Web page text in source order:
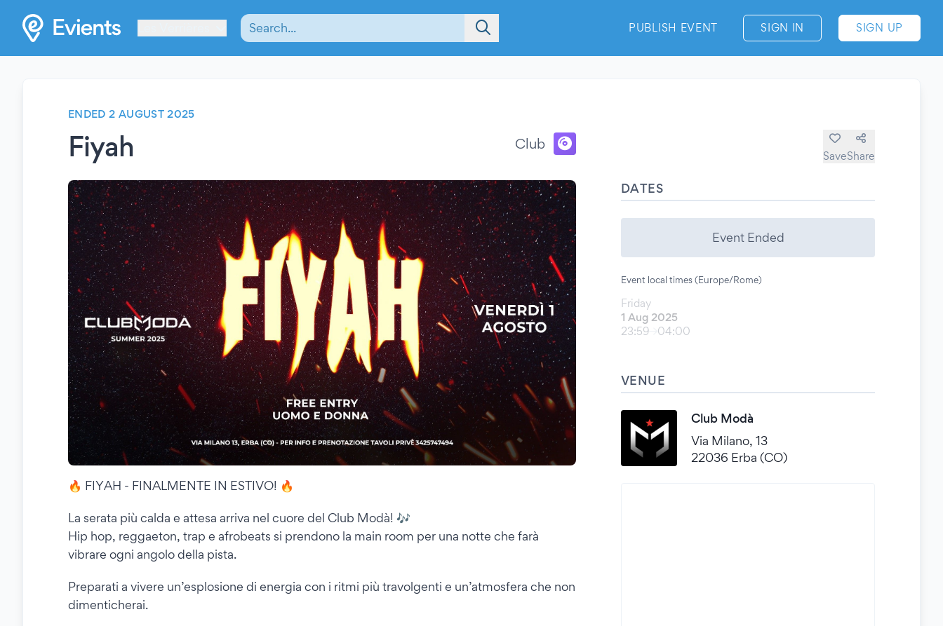
PUBLISH EVENT SIGN IN SIGN UP
ENDED 2 AUGUST 2025
Fiyah Club
SaveShare
🔥 FIYAH - FINALMENTE IN ESTIVO! 🔥
La serata più calda e attesa arriva nel cuore del Club Modà! 🎶
Hip hop, reggaeton, trap e afrobeats si prendono la main room per una notte che farà
vibrare ogni angolo della pista.
Preparati a vivere un’esplosione di energia con i ritmi più travolgenti e un’atmosfera che non
dimenticherai.
DATES
Event Ended
Event local times (Europe/Rome)
Friday
1 Aug 2025
23:59
04:00
VENUE
Club Modà
Via Milano, 13
22036 Erba (CO)